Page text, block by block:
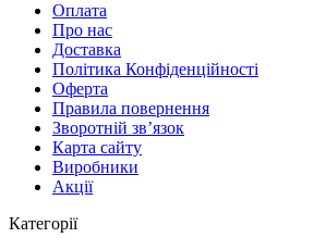
Оплата
Про нас
Доставка
Політика Конфіденційності
Оферта
Правила повернення
Зворотній зв’язок
Карта сайту
Виробники
Акції
Категорії